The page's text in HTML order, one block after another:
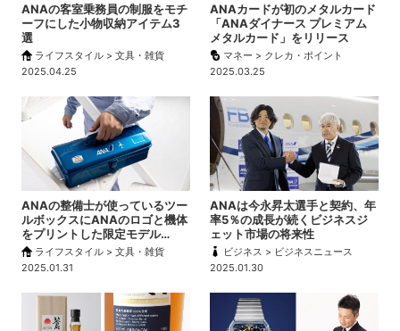
ANAの客室乗務員の制服をモチ
ーフにした小物収納アイテム3
選
ライフスタイル > 文具・雑貨
2025.04.25
ANAカードが初のメタルカード
「ANAダイナース プレミアム
メタルカード」をリリース
マネー > クレカ・ポイント
2025.03.25
ANAの整備士が使っているツー
ルボックスにANAのロゴと機体
をプリントした限定モデル…
ライフスタイル > 文具・雑貨
2025.01.31
ANAは今永昇太選手と契約、年
率5％の成長が続くビジネスジ
ェット市場の将来性
ビジネス > ビジネスニュース
2025.01.30